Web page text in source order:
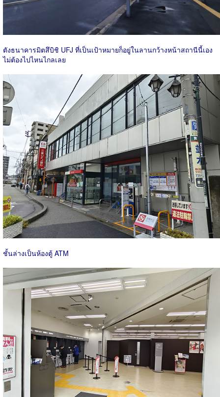
ตังธนาคารมิตสึบิชิ UFJ ที่เป็นเป้าหมายก็อยู่ในลานกว้างหน้าสถานีนี้เอง
ไม่ต้องไปไหนไกลเลย
ชั้นล่างเป็นห้องตู้ ATM